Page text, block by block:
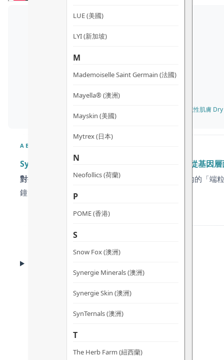
LUE (美國)
LYI (新加坡)
M
Mademoiselle Saint Germain (法國)
Mayella® (澳洲)
Mayskin (美國)
Mytrex (日本)
N
Neofollics (荷蘭)
P
POME (香港)
S
Snow Fox (澳洲)
Synergie Minerals (澳洲)
Synergie Skin (澳洲)
SynTernals (澳洲)
T
The Herb Farm (紐西蘭)
✓ 乾性肌膚
ABOUT
Synergie Skin ReClaim 逆齡修護霜 (新配方) – 從基因
對抗老化不應只停留在表面。隨著年齡增長，細胞內的「端
鐘內即時拉提並填充皺紋。
CLINICAL EVIDENCE